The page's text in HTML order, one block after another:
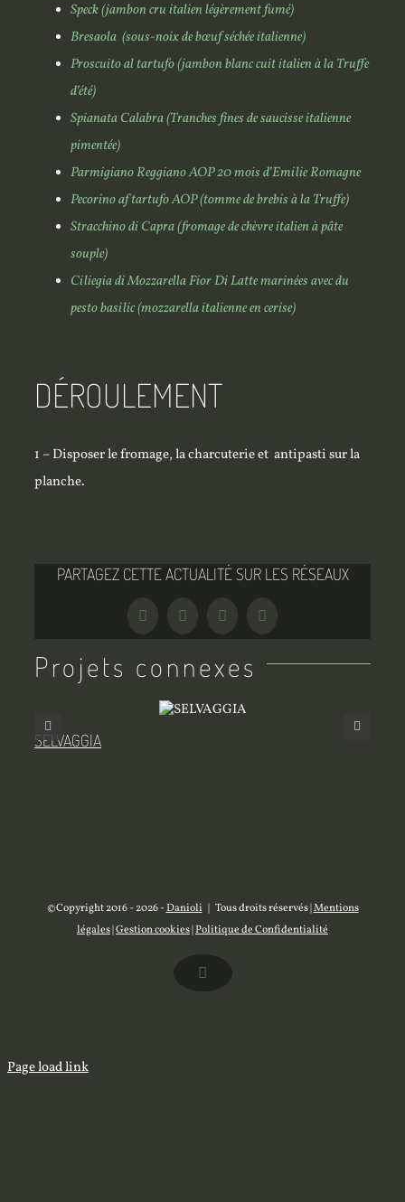
Speck (jambon cru italien légèrement fumé)
Bresaola (sous-noix de bœuf séchée italienne)
Proscuito al tartufo (jambon blanc cuit italien à la Truffe
d’été)
Spianata Calabra (Tranches fines de saucisse italienne
pimentée)
Parmigiano Reggiano AOP 20 mois d’Emilie Romagne
Pecorino af tartufo AOP (tomme de brebis à la Truffe)
Stracchino di Capra (fromage de chèvre italien à pâte
souple)
Ciliegia di Mozzarella Fior Di Latte marinées avec du
pesto basilic (mozzarella italienne en cerise)
DÉROULEMENT
1 – Disposer le fromage, la charcuterie et antipasti sur la
planche.
PARTAGEZ CETTE ACTUALITÉ SUR LES RÉSEAUX
FacebookTwitterTumblrPinterest
Projets connexes
SELVAGGIA
©Copyright 2016 -2026 -Danioli | Tous droits réservés |Mentions
légales|Gestion cookies|Politique de Confidentialité
Facebook
Page load link